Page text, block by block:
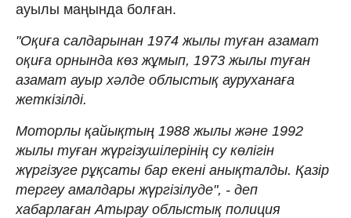
ауылы маңында болған.
"Оқиға салдарынан 1974 жылы туған азамат
оқиға орнында көз жұмып, 1973 жылы туған
азамат ауыр хәлде облыстық ауруханаға
жеткізілді.
Моторлы қайықтың 1988 жылы және 1992
жылы туған жүргізушілерінің су көлігін
жүргізуге рұқсаты бар екені анықталды. Қазір
тергеу амалдары жүргізілуде", - деп
хабарлаған Атырау облыстық полиция